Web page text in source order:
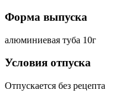
Форма выпуска
алюминиевая туба 10г
Условия отпуска
Отпускается без рецепта